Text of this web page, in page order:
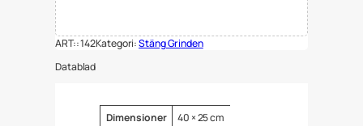
S
ä
ART::142Kategori:Stäng Grinden
Datablad
Attribut Värde
Dimensioner 40 × 25 cm